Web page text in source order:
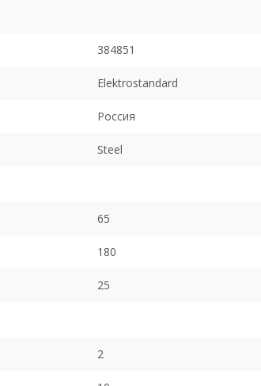
384851
Elektrostandard
Россия
Steel
65
180
25
2